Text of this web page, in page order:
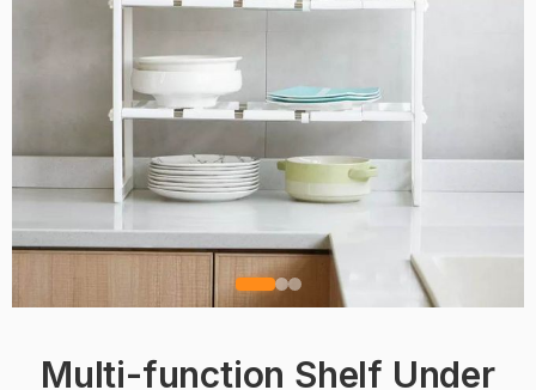
Multi-function Shelf Under